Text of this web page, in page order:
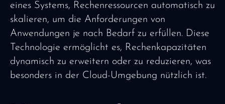
eines Systems, Rechenressourcen automatisch zu
skalieren, um die Anforderungen von
Anwendungen je nach Bedarf zu erfüllen. Diese
Technologie ermöglicht es, Rechenkapazitäten
dynamisch zu erweitern oder zu reduzieren, was
besonders in der Cloud-Umgebung nützlich ist.